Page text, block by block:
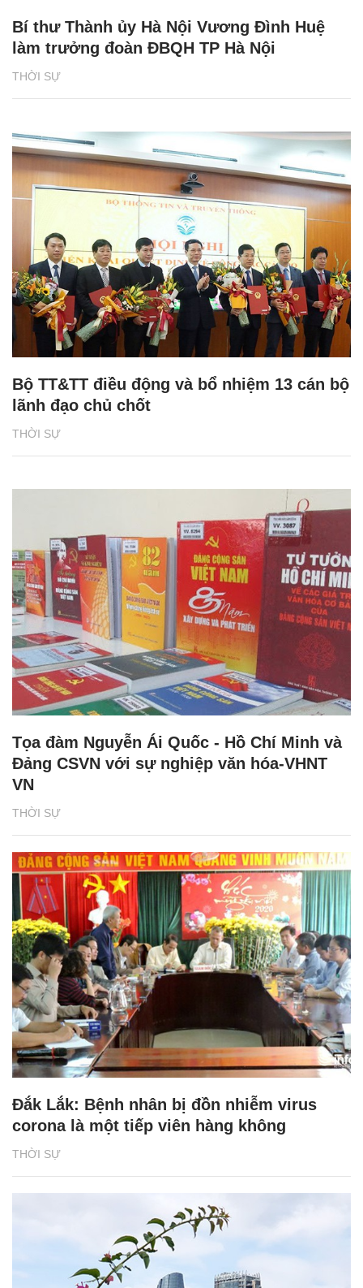
THỜI SỰ
Bí thư Thành ủy Hà Nội Vương Đình Huệ
làm trưởng đoàn ĐBQH TP Hà Nội
THỜI SỰ
Bộ TT&TT điều động và bổ nhiệm 13 cán bộ
lãnh đạo chủ chốt
THỜI SỰ
Tọa đàm Nguyễn Ái Quốc - Hồ Chí Minh và
Đảng CSVN với sự nghiệp văn hóa-VHNT
VN
THỜI SỰ
Đắk Lắk: Bệnh nhân bị đồn nhiễm virus
corona là một tiếp viên hàng không